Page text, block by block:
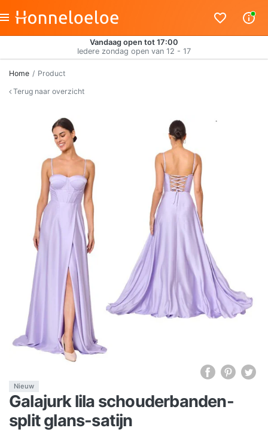
Vandaag open tot 17:00
Iedere zondag open van 12 - 17
Home
Product
Terug naar overzicht
Nieuw
Galajurk lila schouderbanden-
split glans-satijn